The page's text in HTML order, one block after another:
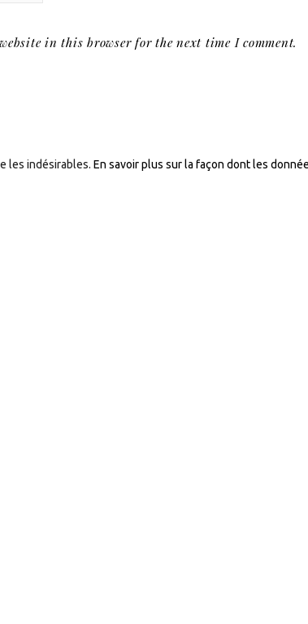
in this browser for the next time I comment.
les indésirables.En savoir plus sur la façon dont les